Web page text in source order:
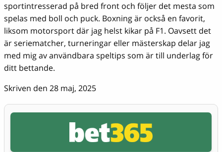
sportintresserad på bred front och följer det mesta som
spelas med boll och puck. Boxning är också en favorit,
liksom motorsport där jag helst kikar på F1. Oavsett det
är seriematcher, turneringar eller mästerskap delar jag
med mig av användbara speltips som är till underlag för
ditt bettande.
Skriven den 28 maj, 2025